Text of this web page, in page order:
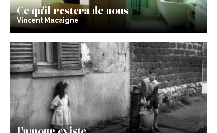
Ce qu’il restera de nous
Vincent Macaigne
L’amour existe